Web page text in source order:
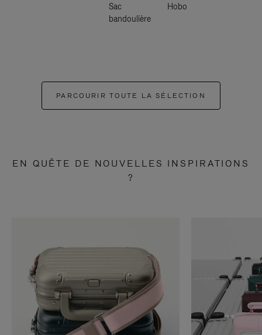
Sac
bandoulière
Hobo
PARCOURIR TOUTE LA SÉLECTION
EN QUÊTE DE NOUVELLES INSPIRATIONS
?